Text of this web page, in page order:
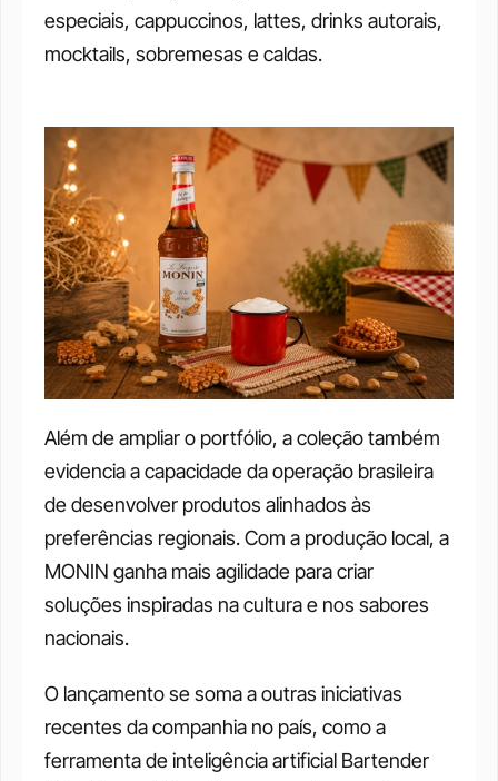
especiais, cappuccinos, lattes, drinks autorais,
mocktails, sobremesas e caldas.
Além de ampliar o portfólio, a coleção também
evidencia a capacidade da operação brasileira
de desenvolver produtos alinhados às
preferências regionais. Com a produção local, a
MONIN ganha mais agilidade para criar
soluções inspiradas na cultura e nos sabores
nacionais.
O lançamento se soma a outras iniciativas
recentes da companhia no país, como a
ferramenta de inteligência artificial Bartender